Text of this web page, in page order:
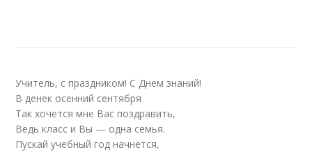
Учитель, с праздником! С Днем знаний!
В денек осенний сентября
Так хочется мне Вас поздравить,
Ведь класс и Вы — одна семья.
Пускай учебный год начнется,